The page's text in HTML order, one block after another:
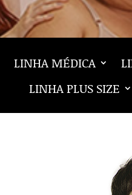
LINHA MÉDICA
LINHA PLUS SIZE